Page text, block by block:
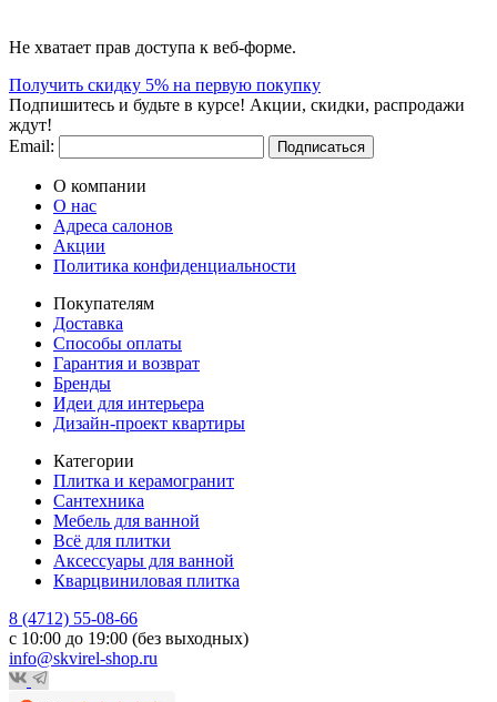
Не хватает прав доступа к веб-форме.
Получить скидку 5% на первую покупку
Подпишитесь и будьте в курсе! Акции, скидки, распродажи
ждут!
Email:
Подписаться
О компании
О нас
Адреса салонов
Акции
Политика конфиденциальности
Покупателям
Доставка
Способы оплаты
Гарантия и возврат
Бренды
Идеи для интерьера
Дизайн-проект квартиры
Категории
Плитка и керамогранит
Сантехника
Мебель для ванной
Всё для плитки
Аксессуары для ванной
Кварцвиниловая плитка
8 (4712) 55-08-66
с 10:00 до 19:00 (без выходных)
info@skvirel-shop.ru